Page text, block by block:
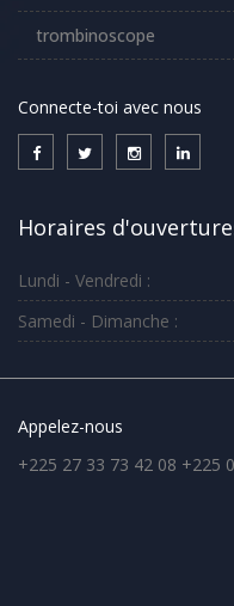
trombinoscope
Connecte-toi avec nous
Horaires
Lundi - Vendredi :
Samedi - Dimanche :
Appelez-nous
+225 27 33 73 42 08 +225